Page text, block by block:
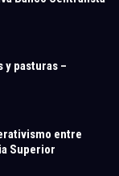
y pasturas –
entre
Superior